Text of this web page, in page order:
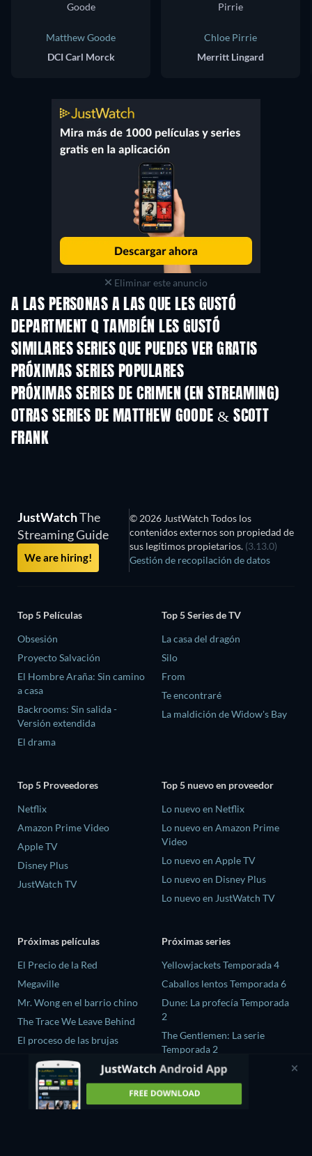
Matthew Goode
DCI Carl Morck
Chloe Pirrie
Merritt Lingard
Eliminar este anuncio
A LAS PERSONAS A LAS QUE LES GUSTÓ
DEPARTMENT Q TAMBIÉN LES GUSTÓ
TV
SIMILARES SERIES QUE PUEDES VER GRATIS
TV
PRÓXIMAS SERIES POPULARES
TV
PRÓXIMAS SERIES DE CRIMEN (EN STREAMING)
Temporada 6 Temporada 2
OTRAS SERIES DE MATTHEW GOODE & SCOTT
FRANK
JustWatchThe
Streaming Guide
We are hiring!
© 2026 JustWatch Todos los
contenidos externos son propiedad de
sus legítimos propietarios. (3.13.0)
Gestión de recopilación de datos
Top 5 Películas
Obsesión
Proyecto Salvación
El Hombre Araña: Sin camino
a casa
Backrooms: Sin salida -
Versión extendida
El drama
Top 5 Series de TV
La casa del dragón
Silo
From
Te encontraré
La maldición de Widow's Bay
Top 5 Proveedores
Netflix
Amazon Prime Video
Apple TV
Disney Plus
JustWatch TV
Top 5 nuevo en proveedor
Lo nuevo en Netflix
Lo nuevo en Amazon Prime
Video
Lo nuevo en Apple TV
Lo nuevo en Disney Plus
Lo nuevo en JustWatch TV
Próximas películas
El Precio de la Red
Megaville
Mr. Wong en el barrio chino
The Trace We Leave Behind
El proceso de las brujas
Próximas series
Yellowjackets Temporada 4
Caballos lentos Temporada 6
Dune: La profecía Temporada
2
The Gentlemen: La serie
Temporada 2
El amor es ciego: Reino Unido
Temporada 3